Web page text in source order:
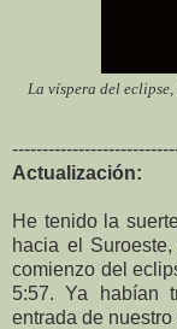
La víspera del
Actualización:
He tenido la
hacia el
comienzo del
5:57. Ya habían
entrada de